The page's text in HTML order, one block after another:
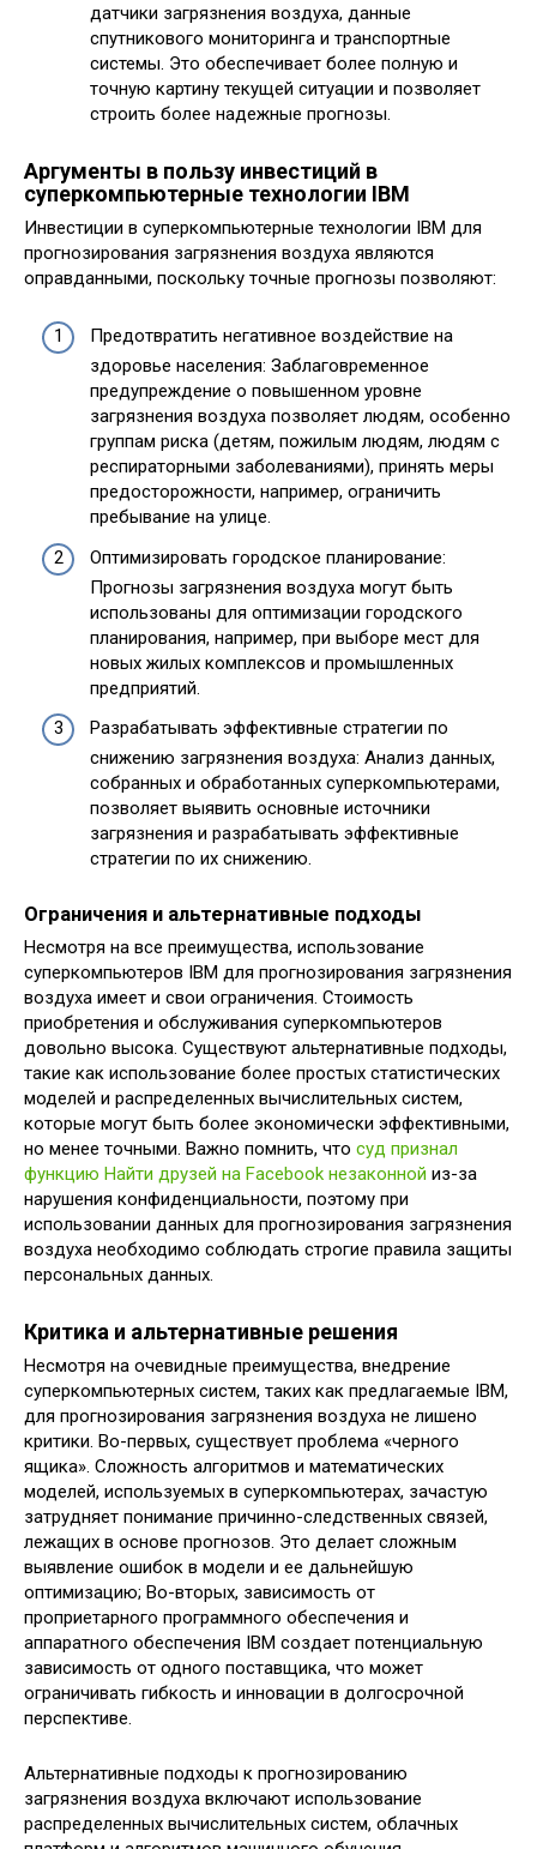
датчики загрязнения воздуха, данные
спутникового мониторинга и транспортные
системы. Это обеспечивает более полную и
точную картину текущей ситуации и позволяет
строить более надежные прогнозы.
Аргументы в пользу инвестиций в
суперкомпьютерные технологии IBM
Инвестиции в суперкомпьютерные технологии IBM для
прогнозирования загрязнения воздуха являются
оправданными, поскольку точные прогнозы позволяют:
Предотвратить негативное воздействие на
здоровье населения: Заблаговременное
предупреждение о повышенном уровне
загрязнения воздуха позволяет людям, особенно
группам риска (детям, пожилым людям, людям с
респираторными заболеваниями), принять меры
предосторожности, например, ограничить
пребывание на улице.
Оптимизировать городское планирование:
Прогнозы загрязнения воздуха могут быть
использованы для оптимизации городского
планирования, например, при выборе мест для
новых жилых комплексов и промышленных
предприятий.
Разрабатывать эффективные стратегии по
снижению загрязнения воздуха: Анализ данных,
собранных и обработанных суперкомпьютерами,
позволяет выявить основные источники
загрязнения и разрабатывать эффективные
стратегии по их снижению.
Ограничения и альтернативные подходы
Несмотря на все преимущества, использование
суперкомпьютеров IBM для прогнозирования загрязнения
воздуха имеет и свои ограничения. Стоимость
приобретения и обслуживания суперкомпьютеров
довольно высока. Существуют альтернативные подходы,
такие как использование более простых статистических
моделей и распределенных вычислительных систем,
которые могут быть более экономически эффективными,
но менее точными. Важно помнить, что суд признал
функцию Найти друзей на Facebook незаконной из-за
нарушения конфиденциальности, поэтому при
использовании данных для прогнозирования загрязнения
воздуха необходимо соблюдать строгие правила защиты
персональных данных.
Критика и альтернативные решения
Несмотря на очевидные преимущества, внедрение
суперкомпьютерных систем, таких как предлагаемые IBM,
для прогнозирования загрязнения воздуха не лишено
критики. Во-первых, существует проблема «черного
ящика». Сложность алгоритмов и математических
моделей, используемых в суперкомпьютерах, зачастую
затрудняет понимание причинно-следственных связей,
лежащих в основе прогнозов. Это делает сложным
выявление ошибок в модели и ее дальнейшую
оптимизацию; Во-вторых, зависимость от
проприетарного программного обеспечения и
аппаратного обеспечения IBM создает потенциальную
зависимость от одного поставщика, что может
ограничивать гибкость и инновации в долгосрочной
перспективе.
Альтернативные подходы к прогнозированию
загрязнения воздуха включают использование
распределенных вычислительных систем, облачных